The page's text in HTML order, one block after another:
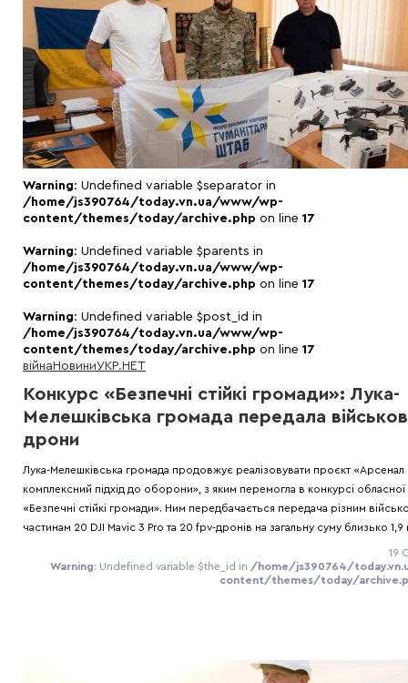
Warning: Undefined variable $separator in
/home/js390764/today.vn.ua/www/wp-
content/themes/today/archive.php on line 17
Warning: Undefined variable $parents in
/home/js390764/today.vn.ua/www/wp-
content/themes/today/archive.php on line 17
Warning: Undefined variable $post_id in
/home/js390764/today.vn.ua/www/wp-
content/themes/today/archive.php on line 17
війна НовиниУКР.НЕТ
Конкурс «Безпечні стійкі громади»: Лука-
Мелешківська громада передала
дрони
Лука-Мелешківська громада продовжує реалізовувати проєкт «Арсенал
комплексний підхід до оборони», з яким перемогла в конкурсі обласної
«Безпечні стійкі громади». Ним передбачається передача різним
частинам 20 DJI Мavic 3 Pro та 20 fpv-дронів на загальну суму близько 1,9
19
Warning: Undefined variable $the_id in /home/js390764/
content/themes/today/